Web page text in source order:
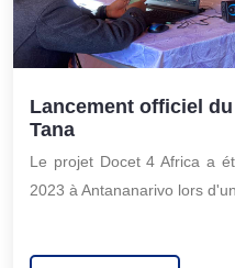
Lancement officiel
Tana
Le projet Docet 4 Africa a
2023 à Antananarivo lors